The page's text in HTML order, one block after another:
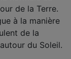
de la Terre.
à la manière
de la
du Soleil.